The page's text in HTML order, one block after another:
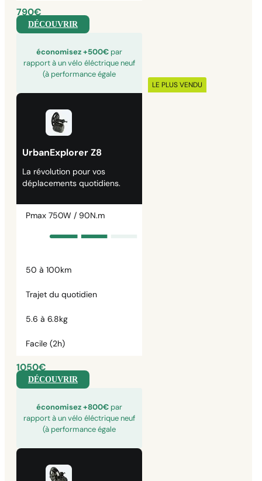
790€
DÉCOUVRIR
économisez +500€ par
rapport à un vélo éléctrique neuf
(à performance égale
UrbanExplorer Z8
La révolution pour vos
déplacements quotidiens.
Pmax 750W / 90N.m
50 à 100km
Trajet du quotidien
5.6 à 6.8kg
Facile (2h)
1050€
DÉCOUVRIR
économisez +800€ par
rapport à un vélo éléctrique neuf
(à performance égale
LE PLUS VENDU